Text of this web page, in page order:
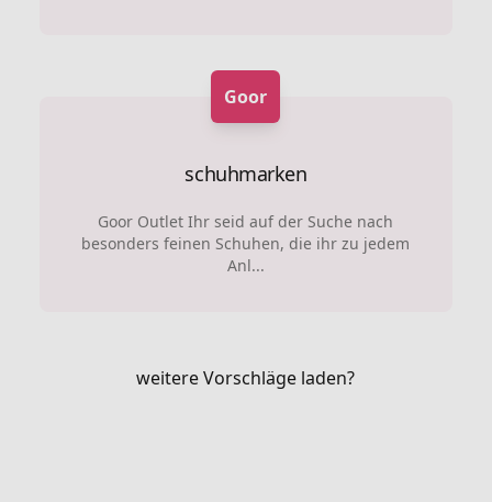
Goor
schuhmarken
Goor Outlet Ihr seid auf der Suche nach
besonders feinen Schuhen, die ihr zu jedem
Anl...
weitere Vorschläge laden?